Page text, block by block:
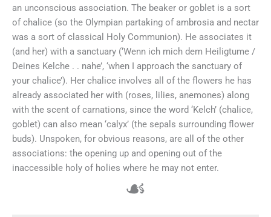
an unconscious association. The beaker or goblet is a sort
of chalice (so the Olympian partaking of ambrosia and nectar
was a sort of classical Holy Communion). He associates it
(and her) with a sanctuary (‘Wenn ich mich dem Heiligtume /
Deines Kelche . . nahe’, ‘when I approach the sanctuary of
your chalice’). Her chalice involves all of the flowers he has
already associated her with (roses, lilies, anemones) along
with the scent of carnations, since the word ‘Kelch’ (chalice,
goblet) can also mean ‘calyx’ (the sepals surrounding flower
buds). Unspoken, for obvious reasons, are all of the other
associations: the opening up and opening out of the
inaccessible holy of holies where he may not enter.
☙